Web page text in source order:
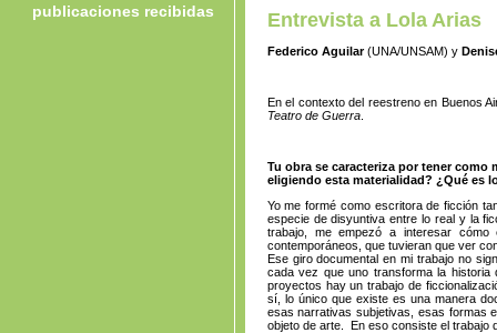
publicaciones recibidas Entrevista a Lola Arias
Federico Aguilar(UNA/UNSAM) y
En el contexto del reestreno en Buenos
Teatro de Guerra.
Tu obra se caracteriza por tener como
eligiendo esta materialidad? ¿Qué es
Yo me formé como escritora de ficción
especie de disyuntiva entre lo real y la
trabajo, me empezó a interesar
contemporáneos, que tuvieran que ver
Ese giro documental en mi trabajo no
cada vez que uno transforma la
proyectos hay un trabajo de
sí, lo único que existe es una manera
esas narrativas subjetivas, esas formas
objeto de arte. En eso consiste el trabajo